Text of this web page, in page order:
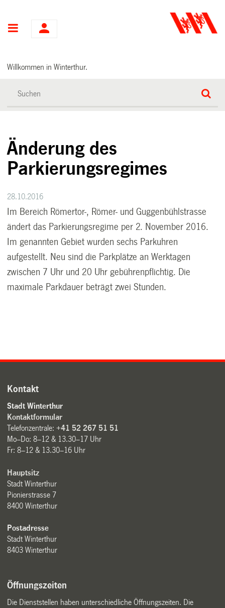
Hauptnavigation
Willkommen in Winterthur.
Änderung des
Parkierungsregimes
28.10.2016
Im Bereich Römertor-, Römer- und Guggenbühlstrasse
ändert das Parkierungs­regime per 2. November 2016.
Im genannten Gebiet wurden sechs Parkuhren
aufgestellt. Neu sind die Parkplätze an Werktagen
zwischen 7 Uhr und 20 Uhr gebührenpflichtig. Die
maximale Parkdauer beträgt zwei Stunden.
Kontakt
Stadt Winterthur
Kontaktformular
Telefonzentrale:+41 52 267 51 51
Mo–Do: 8–12 & 13.30–17 Uhr
Fr: 8–12 & 13.30–16 Uhr
Hauptsitz
Stadt Winterthur
Pionierstrasse 7
8400 Winterthur
Postadresse
Stadt Winterthur
8403 Winterthur
Öffnungszeiten
Die Dienststellen haben unterschiedliche Öffnungszeiten. Die